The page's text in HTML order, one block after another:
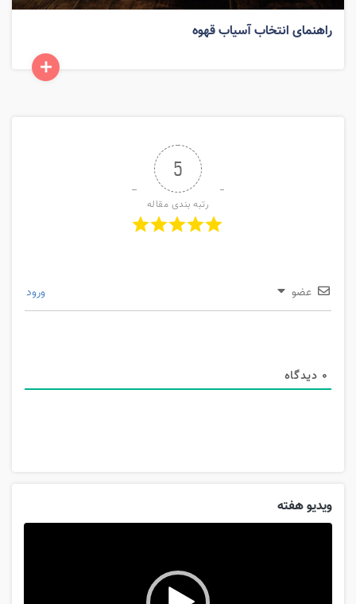
راهنمای انتخاب آسیاب قهوه
5
رتبه بندی مقاله
عضو ورود
0 دیدگاه
ویدیو هفته